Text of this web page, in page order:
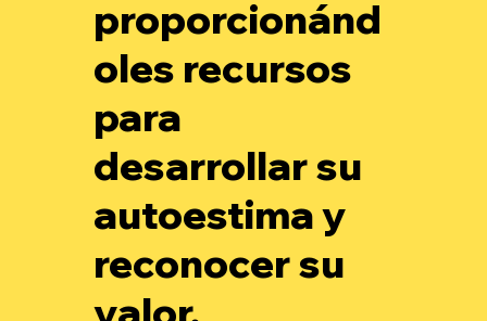
proporcionánd
oles recursos
para
desarrollar su
autoestima y
reconocer su